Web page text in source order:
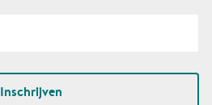
Inschrijven